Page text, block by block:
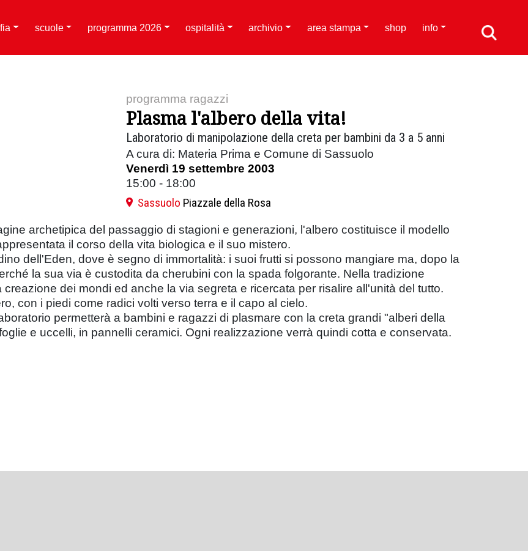
scuole programma 2026 ospitalità archivio area stampa shop info
programma ragazzi
Plasma l'albero della vita!
Laboratorio di manipolazione della creta per bambini da 3 a 5 anni
A cura di: Materia Prima e Comune di Sassuolo
Venerdì 19 settembre 2003
15:00 - 18:00
Sassuolo Piazzale della Rosa
archetipica del passaggio di stagioni e generazioni, l'albero costituisce il modello
il corso della vita biologica e il suo mistero.
dell'Eden, dove è segno di immortalità: i suoi frutti si possono mangiare ma, dopo la
la sua via è custodita da cherubini con la spada folgorante. Nella tradizione
dei mondi ed anche la via segreta e ricercata per risalire all'unità del tutto.
con i piedi come radici volti verso terra e il capo al cielo.
permetterà a bambini e ragazzi di plasmare con la creta grandi "alberi della
e uccelli, in pannelli ceramici. Ogni realizzazione verrà quindi cotta e conservata.